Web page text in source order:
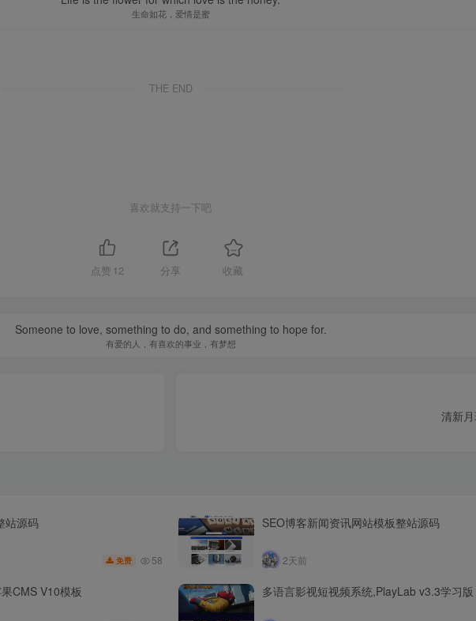
生命如花，爱情是蜜
THE END
喜欢就支持一下吧
点赞 12 分享 收藏
Someone to love, something to do, and something to hope for.
有爱的人，有喜欢的事业，有梦想
清新
站源码
免费 58
SEO博客新闻资讯网站模板整站源码
2天前
CMS V10模板 多语言影视短视频系统,PlayLab v3.3学习版